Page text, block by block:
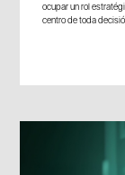
ocupar un rol
centro de toda